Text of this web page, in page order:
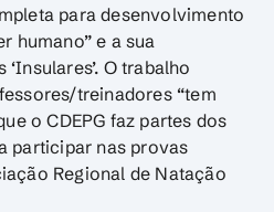
para desenvolvimento
humano” e a sua
O trabalho
treinadores “tem
o CDEPG faz partes dos
participar nas provas
Regional de Natação